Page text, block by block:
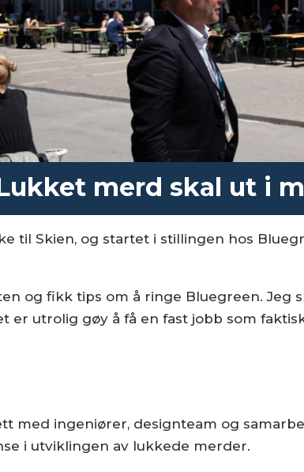
merd skal ut i
til Skien, og startet i stillingen hos
og fikk tips om å ringe Bluegreen. Jeg
er utrolig gøy å få en fast jobb som
med ingeniører, designteam og
i utviklingen av lukkede merder.